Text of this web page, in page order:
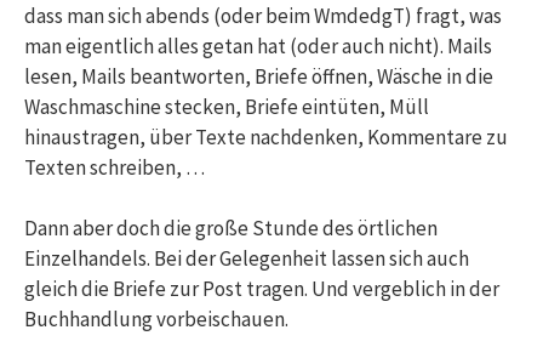
dass man sich abends (oder beim WmdedgT) fragt, was
man eigentlich alles getan hat (oder auch nicht). Mails
lesen, Mails beantworten, Briefe öffnen, Wäsche in die
Waschmaschine stecken, Briefe eintüten, Müll
hinaustragen, über Texte nachdenken, Kommentare zu
Texten schreiben, …
Dann aber doch die große Stunde des örtlichen
Einzelhandels. Bei der Gelegenheit lassen sich auch
gleich die Briefe zur Post tragen. Und vergeblich in der
Buchhandlung vorbeischauen.